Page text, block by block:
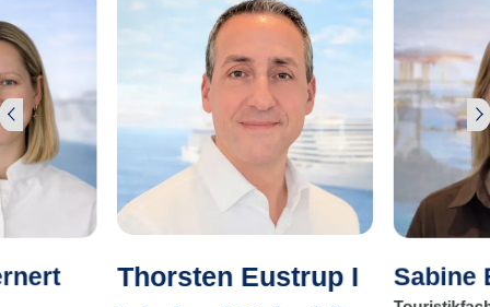
Thorsten Eustrup I
Sabine